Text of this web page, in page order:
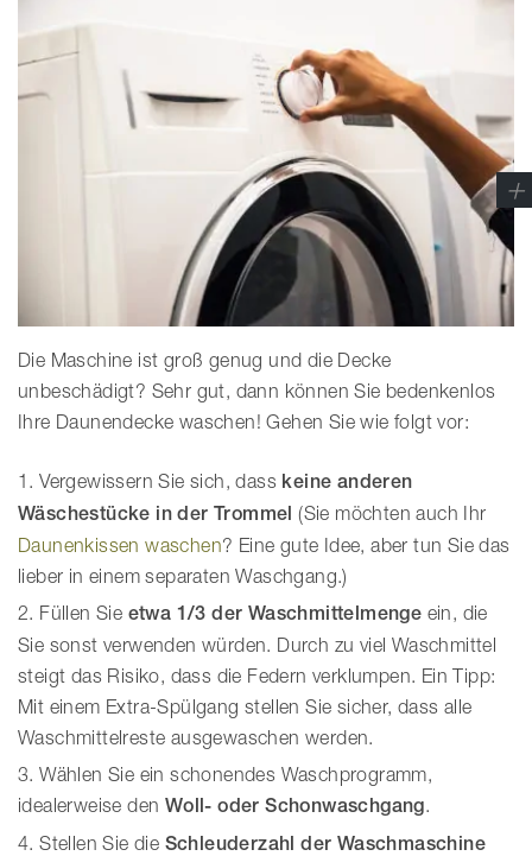
Die Maschine ist groß genug und die Decke
unbeschädigt? Sehr gut, dann können Sie bedenkenlos
Ihre Daunendecke waschen! Gehen Sie wie folgt vor:
Vergewissern Sie sich, dass keine anderen
Wäschestücke in der Trommel (Sie möchten auch Ihr
Daunenkissen waschen? Eine gute Idee, aber tun Sie das
lieber in einem separaten Waschgang.)
Füllen Sie etwa 1/3 der Waschmittelmenge ein, die
Sie sonst verwenden würden. Durch zu viel Waschmittel
steigt das Risiko, dass die Federn verklumpen. Ein Tipp:
Mit einem Extra-Spülgang stellen Sie sicher, dass alle
Waschmittelreste ausgewaschen werden.
Wählen Sie ein schonendes Waschprogramm,
idealerweise den Woll- oder Schonwaschgang.
Stellen Sie die Schleuderzahl der Waschmaschine